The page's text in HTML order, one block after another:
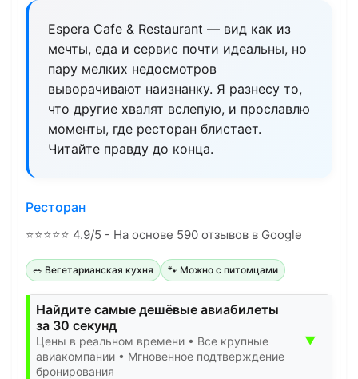
Espera Cafe & Restaurant — вид как из
мечты, еда и сервис почти идеальны, но
пару мелких недосмотров
выворачивают наизнанку. Я разнесу то,
что другие хвалят вслепую, и прославлю
моменты, где ресторан блистает.
Читайте правду до конца.
Ресторан
⭐⭐⭐⭐⭐ 4.9/5 - На основе 590 отзывов в Google
🥗 Вегетарианская кухня 🐾 Можно с питомцами
Найдите самые дешёвые авиабилеты
за 30 секунд
Цены в реальном времени • Все крупные
авиакомпании • Мгновенное подтверждение
бронирования
▼